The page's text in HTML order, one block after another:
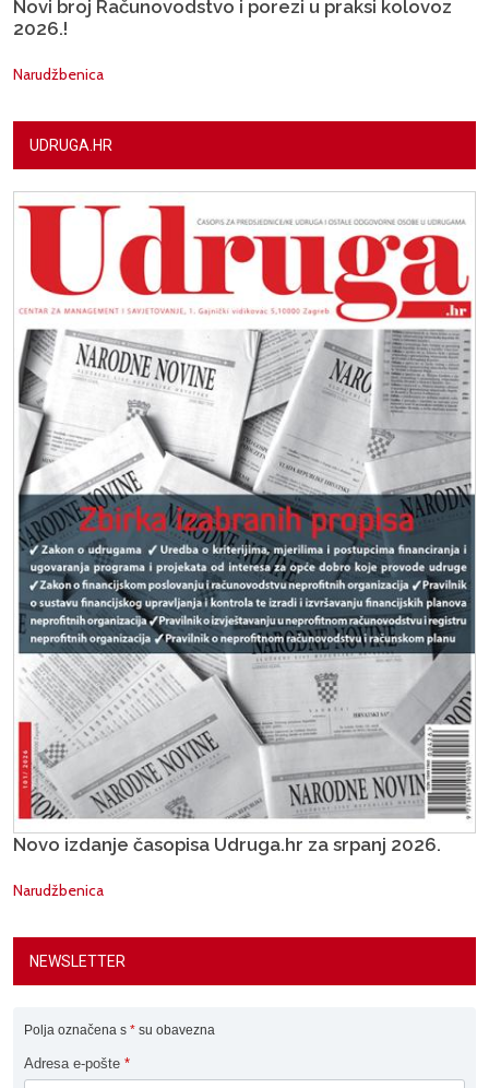
Novi broj Računovodstvo i porezi u praksi kolovoz
2026.!
Narudžbenica
UDRUGA.HR
Novo izdanje časopisa Udruga.hr za srpanj 2026.
Narudžbenica
NEWSLETTER
Polja označena s * su obavezna
Adresa e-pošte *